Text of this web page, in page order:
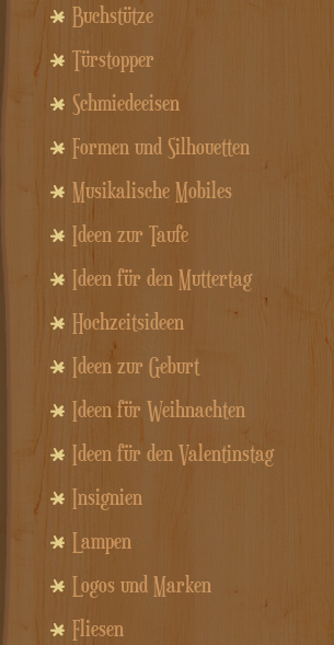
Buchstütze
Türstopper
Schmiedeeisen
Formen und Silhouetten
Musikalische Mobiles
Ideen zur Taufe
Ideen für den Muttertag
Hochzeitsideen
Ideen zur Geburt
Ideen für Weihnachten
Ideen für den Valentinstag
Insignien
Lampen
Logos und Marken
Fliesen